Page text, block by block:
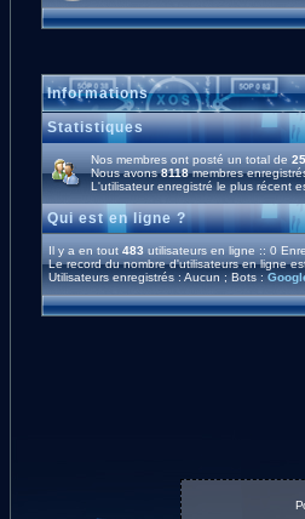
Informations
Statistiques
Nos membres ont posté un total de
Nous avons8118membres
L'utilisateur enregistré le plus récent
Qui est en ligne ?
Il y a en tout 483 utilisateurs en ligne :: 0
Le record du nombre d'utilisateurs en ligne
Utilisateurs enregistrés : Aucun ; Bots :